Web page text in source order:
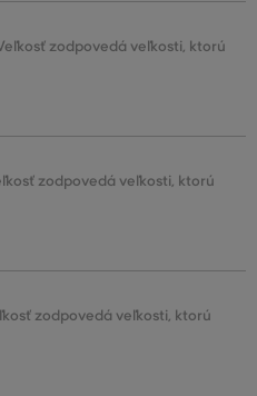
zodpovedá veľkosti, ktorú
zodpovedá veľkosti, ktorú
zodpovedá veľkosti, ktorú